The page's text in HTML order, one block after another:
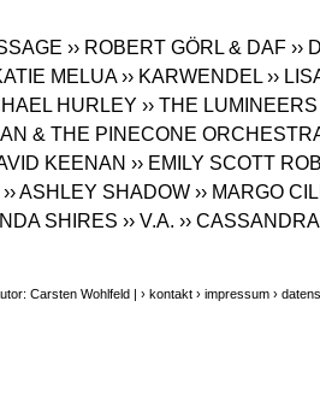
›› ROBERT GÖRL & DAF ››
MELUA ›› KARWENDEL ››
HURLEY ›› THE LUMINEERS
& THE PINECONE
KEENAN ›› EMILY SCOTT
›› ASHLEY SHADOW ›› MARGO
SHIRES ›› V.A. ››
Carsten Wohlfeld | › kontakt › impressum ›